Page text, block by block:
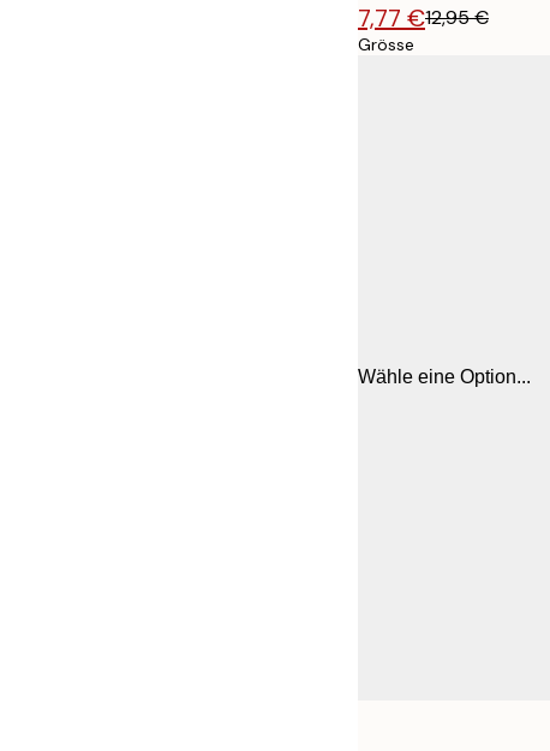
7,77 €12,95 €
Grösse
Wähle eine Option...